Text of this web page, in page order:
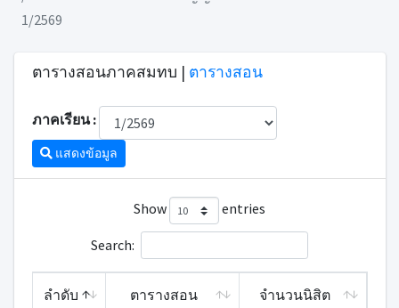
1/2569
ตารางสอนภาคสมทบ | ตารางสอน
ภาคเรียน :
แสดงข้อมูล
Show entries
Search:
ลำดับ ตารางสอน จำนวนนิสิต